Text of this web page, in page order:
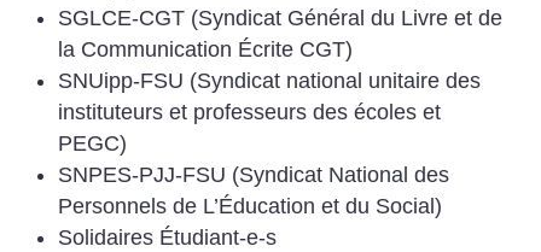
SGLCE-CGT (Syndicat Général du Livre et de
la Communication Écrite CGT)
SNUipp-FSU (Syndicat national unitaire des
instituteurs et professeurs des écoles et
PEGC)
SNPES-PJJ-FSU (Syndicat National des
Personnels de L’Éducation et du Social)
Solidaires Étudiant-e-s